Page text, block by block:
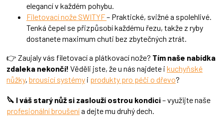
elegancí v každém pohybu.
Filetovací nože SWITYF– Praktické, svižné a spolehlivé.
Tenká čepel se přizpůsobí každému řezu, takže z ryby
dostanete maximum chuti bez zbytečných ztrát.
👉 Zaujaly vás filetovací a plátkovací nože? Tím naše nabídka
zdaleka nekončí! Věděli jste, že u nás najdete i kuchyňské
nůžky, brousicí systémy i produkty pro péči o dřevo?
🔪 I váš starý nůž si zaslouží ostrou kondici– využijte naše
profesionální broušenía dejte mu druhý dech.